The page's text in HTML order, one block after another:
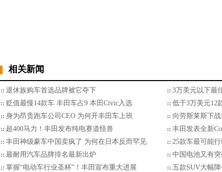
相关新闻
退休族购车首选品牌被它夺下
3万美元以下最
贬值最慢14款车 丰田车占9 本田Civic入选
低于3万美元12
身为昂贵跑车公司CEO 为何开丰田车上班
向劳斯莱斯下
超400马力！丰田发布纯电赛道怪兽
丰田发表全新
丰田神级豪车中国卖疯了 为何在日本反而罕见
25款车最可能
最耐用汽车品牌排名最新出炉
中国电池又有
掌握“电动车行业圣杯”！丰田宣布重大进展
五款SUV大幅